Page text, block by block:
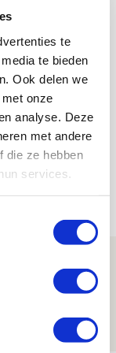
te
te bieden
Ook delen we
onze
analyse. Deze
met andere
die ze hebben
services.